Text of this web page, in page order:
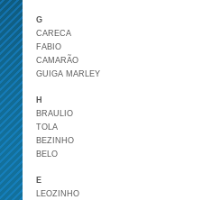
G
CARECA
FABIO
CAMARÃO
GUIGA MARLEY
H
BRAULIO
TOLA
BEZINHO
BELO
E
LEOZINHO